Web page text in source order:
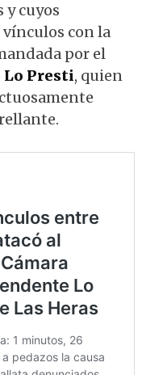
y cuyos
con la
por el
Lo Presti, quien